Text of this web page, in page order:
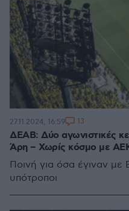
ΔΕΑΒ: Δύο αγωνιστικές
Άρη – Χωρίς κόσμο με
Ποινή για όσα έγιναν με
υπότροποι
27.11.2024, 16:59 13